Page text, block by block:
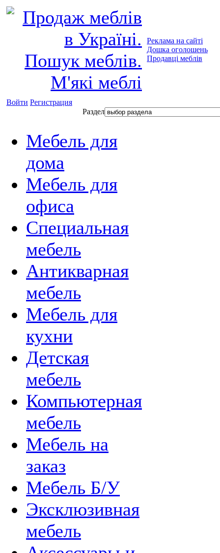
Реклама на сайті
Дошка оголошень
Продавці меблів
Войти Регистрация
Раздел
Мебель для
дома
Мебель для
офиса
Специальная
мебель
Антикварная
мебель
Мебель для
кухни
Детская
мебель
Компьютерная
мебель
Мебель на
заказ
Мебель Б/У
Эксклюзивная
мебель